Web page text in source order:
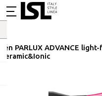
Fén PARLUX ADVANCE
Ceramic&Ionic